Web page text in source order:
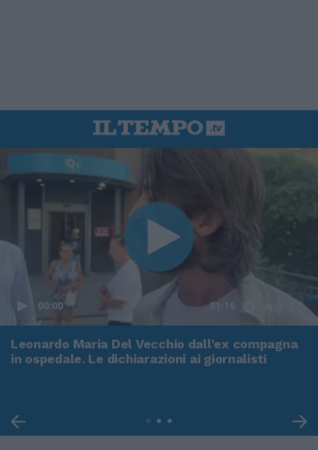
00:00 01:16
Leonardo Maria Del Vecchio dall'ex compagna
in ospedale. Le dichiarazioni ai giornalisti